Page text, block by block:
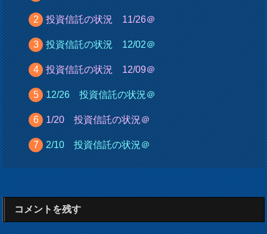
投資信託の状況 11/26＠
投資信託の状況 12/02＠
投資信託の状況 12/09＠
12/26 投資信託の状況＠
1/20 投資信託の状況＠
2/10 投資信託の状況＠
コメントを残す